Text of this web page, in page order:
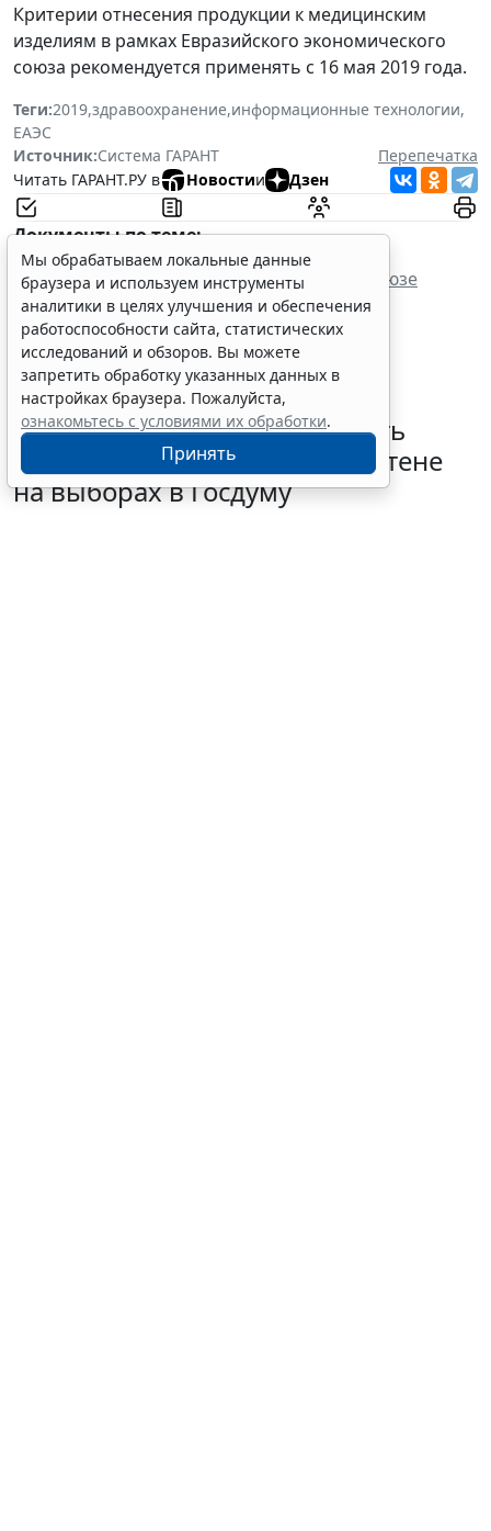
Критерии отнесения продукции к медицинским
изделиям в рамках Евразийского экономического
союза рекомендуется применять с 16 мая 2019 года.
Теги:2019,здравоохранение,информационные технологии,
ЕАЭС
Источник:Система ГАРАНТ
Перепечатка
Читать ГАРАНТ.РУ в
Новостии Дзен
Документы по теме:
Договор о Евразийском экономическом союзе
(Астана, 29 мая 2014 г.)
В РФ определили очередность
размещения партий в бюллетене
на выборах в Госдуму
Мы обрабатываем локальные данные
браузера и используем инструменты
аналитики в целях улучшения и обеспечения
работоспособности сайта, статистических
исследований и обзоров. Вы можете
запретить обработку указанных данных в
настройках браузера. Пожалуйста,
ознакомьтесь с условиями их обработки.
Принять